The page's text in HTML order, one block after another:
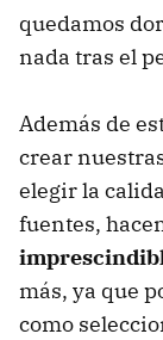
quedamos
nada tras el
Además de
crear
elegir la
fuentes,
más, ya que
como